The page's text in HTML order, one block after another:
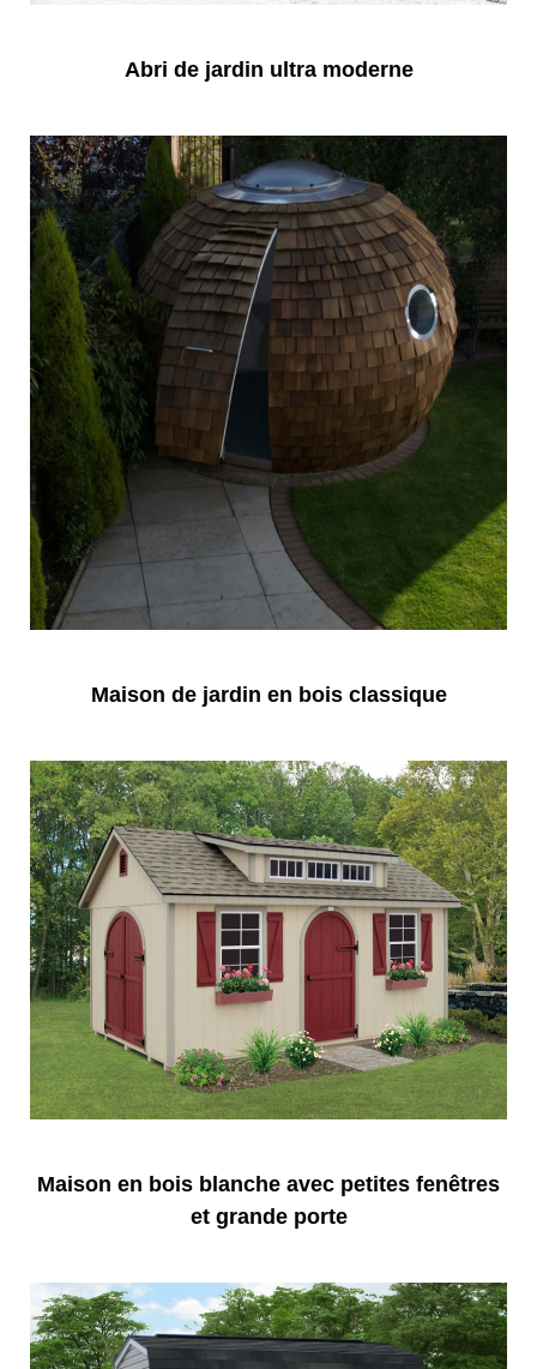
Abri de jardin ultra moderne
Maison de jardin en bois classique
Maison en bois blanche avec petites fenêtres
et grande porte